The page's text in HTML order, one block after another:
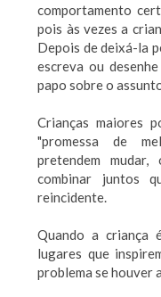
comportamento
pois às vezes a
Depois de deixá-la
escreva ou
papo sobre o
Crianças maiores
"promessa de
pretendem mudar,
combinar juntos
reincidente.
Quando a criança
lugares que
problema se houver